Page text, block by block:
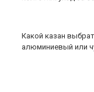
Какой казан
алюминиевый или